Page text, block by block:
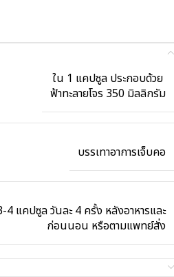
ใน 1 แคปซูล ประกอบด้วย
ฟ้าทะลายโจร 350 มิลลิกรัม
บรรเทาอาการเจ็บคอ
4 แคปซูล วันละ 4 ครั้ง หลังอาหารและ
ก่อนนอน หรือตามแพทย์สั่ง